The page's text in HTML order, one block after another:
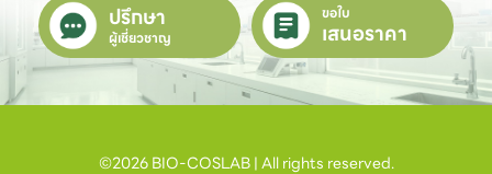
ปรึกษา
ผู้เชี่ยวชาญ
ขอใบ
เสนอราคา
©2026 BIO-COSLAB | All rights reserved.